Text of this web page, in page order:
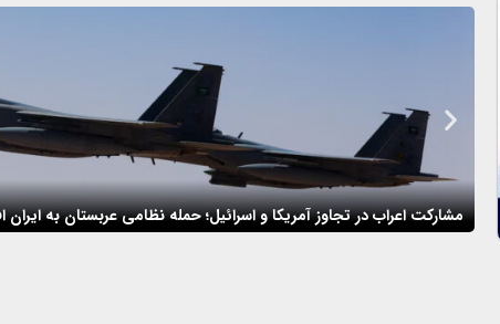
مشارکت اعراب در تجاوز آمریکا و اسرائیل؛ حمله نظامی عربستان به ایران